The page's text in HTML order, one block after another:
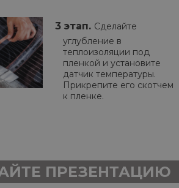
3 этап. Сделайте
углубление в
теплоизоляции под
пленкой и установите
датчик температуры.
Прикрепите его скотчем
к пленке.
ПРЕЗЕНТАЦИЮ